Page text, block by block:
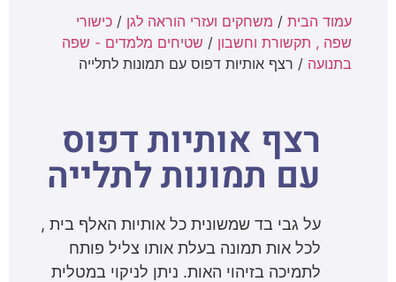
עמוד הבית / משחקים ועזרי הוראה לגן / כישורי
שפה , תקשורת וחשבון / שטיחים מלמדים - שפה
בתנועה / רצף אותיות דפוס עם תמונות לתלייה
רצף אותיות דפוס
עם תמונות לתלייה
על גבי בד שמשונית כל אותיות האלף בית ,
לכל אות תמונה בעלת אותו צליל פותח
לתמיכה בזיהוי האות. ניתן לניקוי במטלית